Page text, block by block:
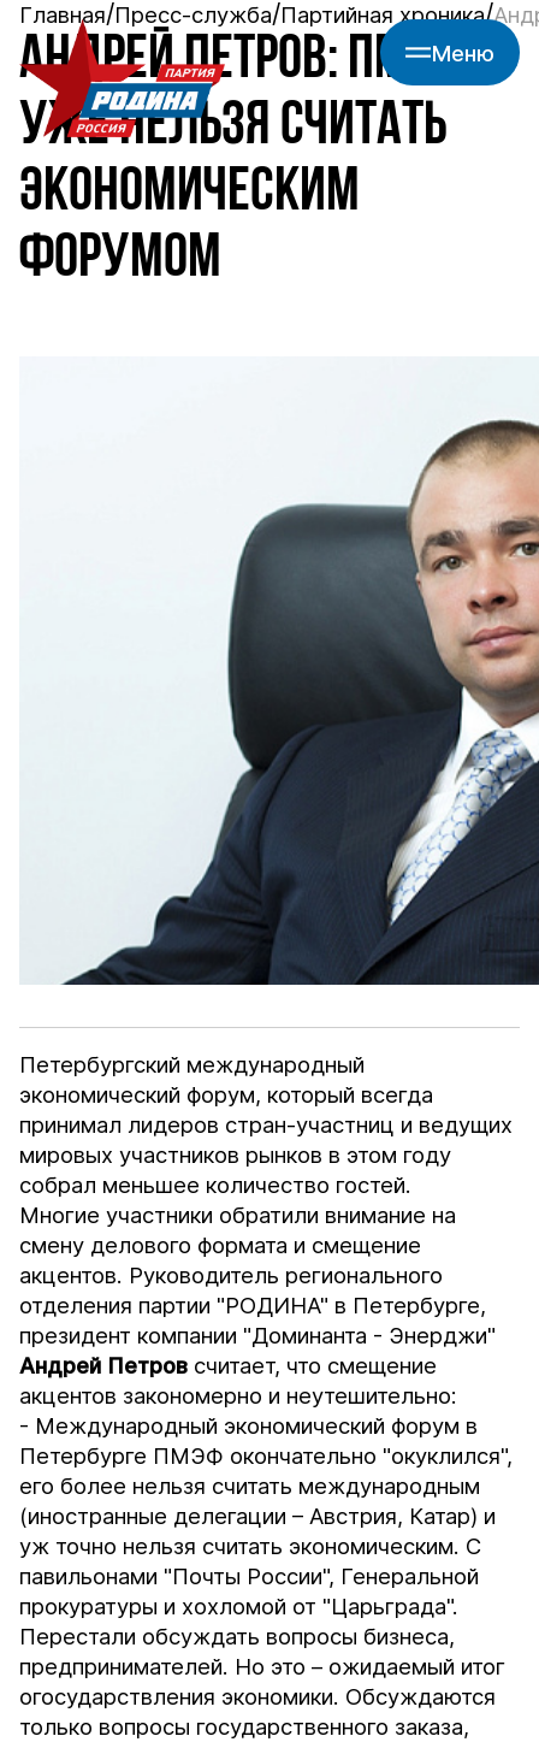
Меню
Главная Пресс-служба Партийная хроника
АНДРЕЙ ПЕТРОВ: ПМЭФ
УЖЕ НЕЛЬЗЯ СЧИТАТЬ
ЭКОНОМИЧЕСКИМ
ФОРУМОМ
Петербургский международный
экономический форум, который всегда
принимал лидеров стран-участниц и ведущих
мировых участников рынков в этом году
собрал меньшее количество гостей.
Многие участники обратили внимание на
смену делового формата и смещение
акцентов. Руководитель регионального
отделения партии "РОДИНА" в Петербурге,
президент компании "Доминанта - Энерджи"
Андрей Петров считает, что смещение
акцентов закономерно и неутешительно:
- Международный экономический форум в
Петербурге ПМЭФ окончательно "окуклился",
его более нельзя считать международным
(иностранные делегации – Австрия, Катар) и
уж точно нельзя считать экономическим. С
павильонами "Почты России", Генеральной
прокуратуры и хохломой от "Царьграда".
Перестали обсуждать вопросы бизнеса,
предпринимателей. Но это – ожидаемый итог
огосударствления экономики. Обсуждаются
только вопросы государственного заказа,